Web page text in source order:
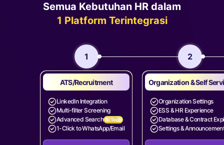
Semua Kebutuhan HR dalam
1 Platform Terintegrasi
1
ATS/Recruitment
LinkedIn Integration
Multi-filter Screening
Advanced Search AI Tech
1-Click to WhatsApp/Email
2
Organization & Self
Organization Settings
ESS & HR Experience
Database & Contract
Settings &